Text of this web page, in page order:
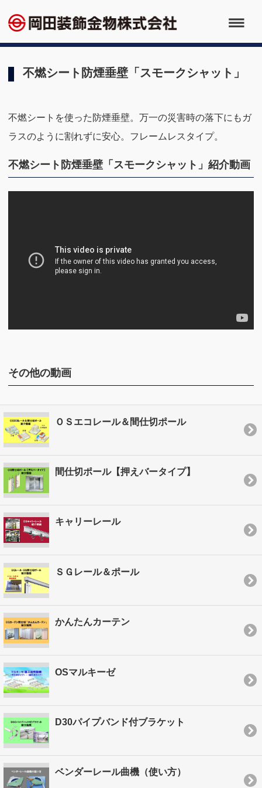
不燃シート防煙垂壁「スモークシャット」
不燃シートを使った防煙垂壁。万一の災害時の落下にもガ
ラスのように割れずに安心。フレームレスタイプ。
不燃シート防煙垂壁「スモークシャット」紹介動画
その他の動画
ＯＳエコレール＆間仕切ポール
間仕切ポール【押えバータイプ】
キャリーレール
ＳＧレール＆ポール
かんたんカーテン
OSマルキーゼ
D30パイプバンド付ブラケット
ベンダーレール曲機（使い方）